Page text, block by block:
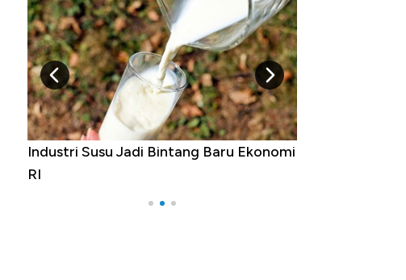
Industri Susu Jadi Bintang Baru Ekonomi
RI